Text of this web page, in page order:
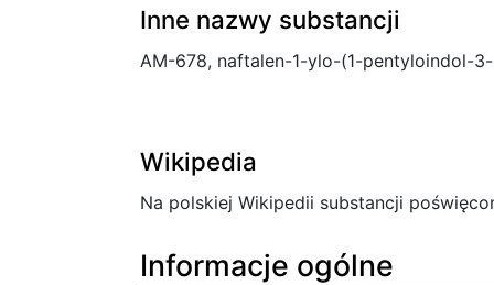
Inne nazwy substancji
AM-678, naftalen-1-ylo-(1-pentyloindol-
Wikipedia
Na polskiej Wikipedii substancji
Informacje ogólne